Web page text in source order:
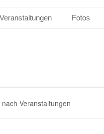
Veranstaltungen Fotos